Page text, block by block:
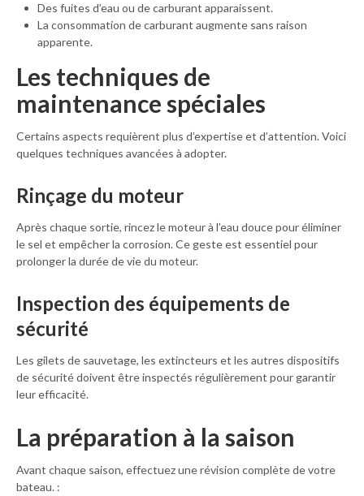
Des fuites d’eau ou de carburant apparaissent.
La consommation de carburant augmente sans raison
apparente.
Les techniques de
maintenance spéciales
Certains aspects requièrent plus d’expertise et d’attention. Voici
quelques techniques avancées à adopter.
Rinçage du moteur
Après chaque sortie, rincez le moteur à l’eau douce pour éliminer
le sel et empêcher la corrosion. Ce geste est essentiel pour
prolonger la durée de vie du moteur.
Inspection des équipements de
sécurité
Les gilets de sauvetage, les extincteurs et les autres dispositifs
de sécurité doivent être inspectés régulièrement pour garantir
leur efficacité.
La préparation à la saison
Avant chaque saison, effectuez une révision complète de votre
bateau. :